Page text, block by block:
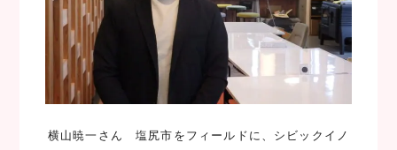
横山暁一さん 塩尻市をフィールドに、シビックイノ